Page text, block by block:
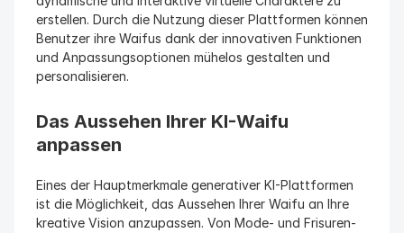
erstellen. Durch die Nutzung dieser Plattformen können
Benutzer ihre Waifus dank der innovativen Funktionen
und Anpassungsoptionen mühelos gestalten und
personalisieren.
Das Aussehen Ihrer KI-Waifu
anpassen
Eines der Hauptmerkmale generativer KI-Plattformen
ist die Möglichkeit, das Aussehen Ihrer Waifu an Ihre
kreative Vision anzupassen. Von Mode- und Frisuren-